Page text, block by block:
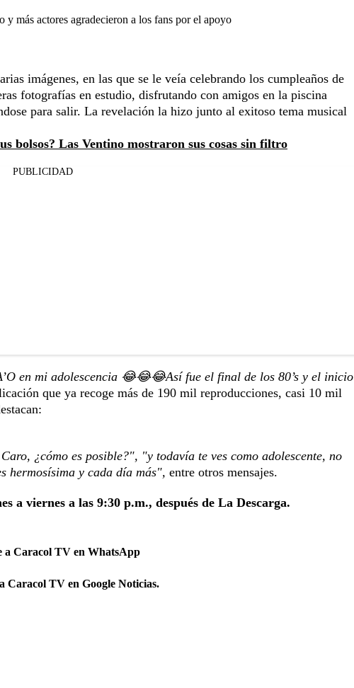
más actores agradecieron a los fans por el apoyo
imágenes, en las que se le veía celebrando los cumpleaños de
fotografías en estudio, disfrutando con amigos en la piscina
para salir. La revelación la hizo junto al exitoso tema musical
bolsos? Las Ventino mostraron sus cosas sin filtro
PUBLICIDAD
en mi adolescencia 😂😂😂Así fue el final de los 80’s y el inicio
que ya recoge más de 190 mil reproducciones, casi 10 mil
¿cómo es posible?", "y todavía te ves como adolescente, no
hermosísima y cada día más", entre otros mensajes.
a viernes a las 9:30 p.m., después de La Descarga.
a Caracol TV en WhatsApp
Caracol TV en Google Noticias.